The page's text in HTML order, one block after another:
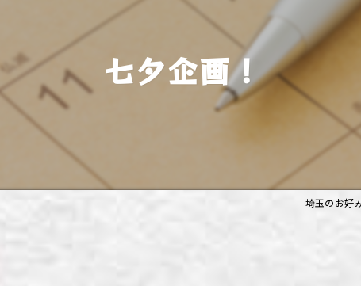
ず熊谷店
春日部店
ず三芳店
パート・アルバイト用求人ページ
七夕企画！
埼玉のお好